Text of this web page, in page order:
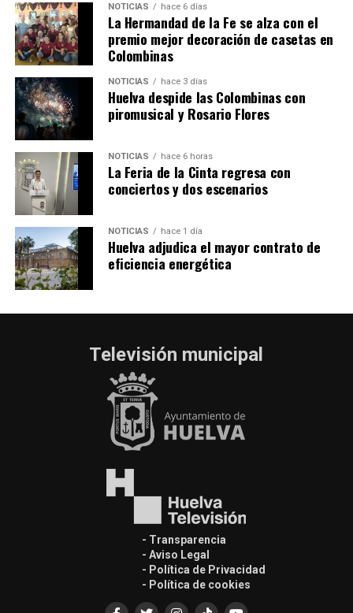
QUINTA CORRIDA DE LAS FIESTAS COLOMBINAS
2026
hace 4 días· Huelvatv
NOTICIAS hace 6 días
La Hermandad de la Fe se alza con el
premio mejor decoración de casetas en
Colombinas
NOTICIAS hace 3 días
Huelva despide las Colombinas con
piromusical y Rosario Flores
NOTICIAS hace 6 horas
La Feria de la Cinta regresa con
conciertos y dos escenarios
NOTICIAS hace 1 día
Huelva adjudica el mayor contrato de
eficiencia energética
Televisión municipal
- Transparencia
- Aviso Legal
- Política de Privacidad
- Política de cookies